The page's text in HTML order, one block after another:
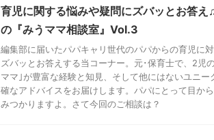
育児に関する悩みや疑問にズバッとお答え
の『みうママ相談室』Vol.3
編集部に届いたパパキャリ世代のパパからの育児に
ズバッとお答えする当コーナー。元･保育士で、2児
ママ｣が豊富な経験と知見、そして他にはないユニー
確なアドバイスをお届けします。パパにとって目か
みつかりますよ。さて今回のご相談は？